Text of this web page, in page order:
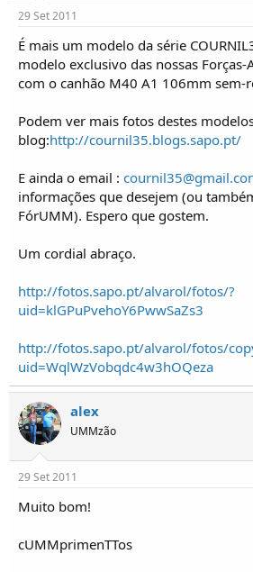
d
o
r
e
T
p
i
s
í
i
o
29 Set 2011
É mais um modelo da série
modelo exclusivo das nossas
com o canhão M40 A1 106mm sem-
Podem ver mais fotos destes
blog:http://cournil35.blogs.sapo.pt/
E ainda o email :
informações que desejem (ou
FórUMM). Espero que gostem.
Um cordial abraço.
http://fotos.sapo.pt/alvarol/fotos/?
uid=klGPuPvehoY6PwwSaZs3
http://fotos.sapo.pt/alvarol/fotos/
uid=WqlWzVobqdc4w3hOQeza
alex
UMMzão
29 Set 2011
Muito bom!
cUMMprimenTTos